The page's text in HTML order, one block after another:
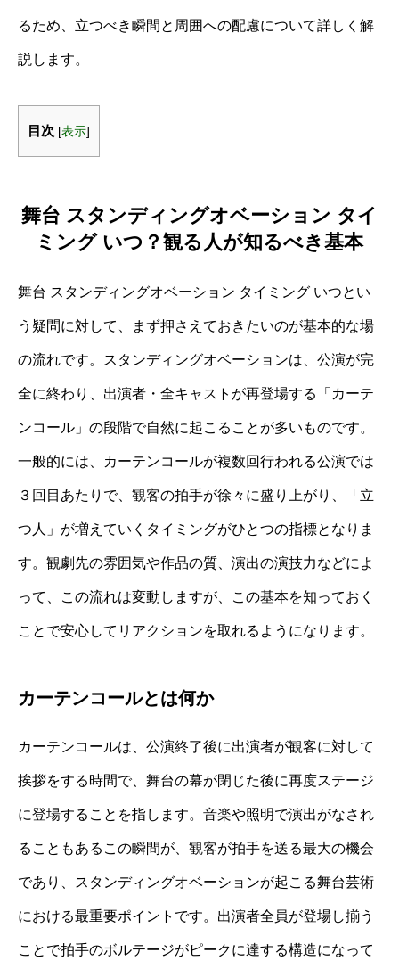
るため、立つべき瞬間と周囲への配慮について詳しく解
説します。
目次 [表示]
舞台 スタンディングオベーション タイ
ミング いつ？観る人が知るべき基本
舞台 スタンディングオベーション タイミング いつとい
う疑問に対して、まず押さえておきたいのが基本的な場
の流れです。スタンディングオベーションは、公演が完
全に終わり、出演者・全キャストが再登場する「カーテ
ンコール」の段階で自然に起こることが多いものです。
一般的には、カーテンコールが複数回行われる公演では
３回目あたりで、観客の拍手が徐々に盛り上がり、「立
つ人」が増えていくタイミングがひとつの指標となりま
す。観劇先の雰囲気や作品の質、演出の演技力などによ
って、この流れは変動しますが、この基本を知っておく
ことで安心してリアクションを取れるようになります。
カーテンコールとは何か
カーテンコールは、公演終了後に出演者が観客に対して
挨拶をする時間で、舞台の幕が閉じた後に再度ステージ
に登場することを指します。音楽や照明で演出がなされ
ることもあるこの瞬間が、観客が拍手を送る最大の機会
であり、スタンディングオベーションが起こる舞台芸術
における最重要ポイントです。出演者全員が登場し揃う
ことで拍手のボルテージがピークに達する構造になって